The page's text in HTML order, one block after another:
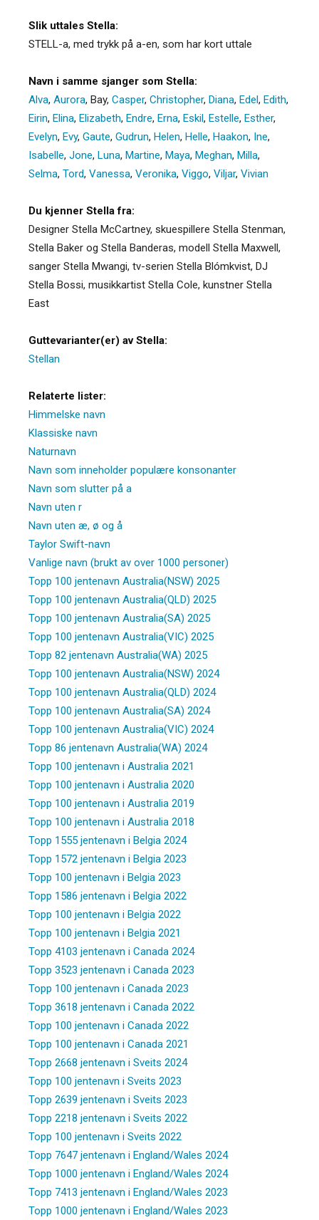
Slik uttales Stella:
STELL-a, med trykk på a-en, som har kort uttale
Navn i samme sjanger som Stella:
Alva, Aurora, Bay, Casper, Christopher, Diana, Edel, Edith,
Eirin, Elina, Elizabeth, Endre, Erna, Eskil, Estelle, Esther,
Evelyn, Evy, Gaute, Gudrun, Helen, Helle, Haakon, Ine,
Isabelle, Jone, Luna, Martine, Maya, Meghan, Milla,
Selma, Tord, Vanessa, Veronika, Viggo, Viljar, Vivian
Du kjenner Stella fra:
Designer Stella McCartney, skuespillere Stella Stenman,
Stella Baker og Stella Banderas, modell Stella Maxwell,
sanger Stella Mwangi, tv-serien Stella Blómkvist, DJ
Stella Bossi, musikkartist Stella Cole, kunstner Stella
East
Guttevarianter(er) av Stella:
Stellan
Relaterte lister:
Himmelske navn
Klassiske navn
Naturnavn
Navn som inneholder populære konsonanter
Navn som slutter på a
Navn uten r
Navn uten æ, ø og å
Taylor Swift-navn
Vanlige navn (brukt av over 1000 personer)
Topp 100 jentenavn Australia(NSW) 2025
Topp 100 jentenavn Australia(QLD) 2025
Topp 100 jentenavn Australia(SA) 2025
Topp 100 jentenavn Australia(VIC) 2025
Topp 82 jentenavn Australia(WA) 2025
Topp 100 jentenavn Australia(NSW) 2024
Topp 100 jentenavn Australia(QLD) 2024
Topp 100 jentenavn Australia(SA) 2024
Topp 100 jentenavn Australia(VIC) 2024
Topp 86 jentenavn Australia(WA) 2024
Topp 100 jentenavn i Australia 2021
Topp 100 jentenavn i Australia 2020
Topp 100 jentenavn i Australia 2019
Topp 100 jentenavn i Australia 2018
Topp 1555 jentenavn i Belgia 2024
Topp 1572 jentenavn i Belgia 2023
Topp 100 jentenavn i Belgia 2023
Topp 1586 jentenavn i Belgia 2022
Topp 100 jentenavn i Belgia 2022
Topp 100 jentenavn i Belgia 2021
Topp 4103 jentenavn i Canada 2024
Topp 3523 jentenavn i Canada 2023
Topp 100 jentenavn i Canada 2023
Topp 3618 jentenavn i Canada 2022
Topp 100 jentenavn i Canada 2022
Topp 100 jentenavn i Canada 2021
Topp 2668 jentenavn i Sveits 2024
Topp 100 jentenavn i Sveits 2023
Topp 2639 jentenavn i Sveits 2023
Topp 2218 jentenavn i Sveits 2022
Topp 100 jentenavn i Sveits 2022
Topp 7647 jentenavn i England/Wales 2024
Topp 1000 jentenavn i England/Wales 2024
Topp 7413 jentenavn i England/Wales 2023
Topp 1000 jentenavn i England/Wales 2023